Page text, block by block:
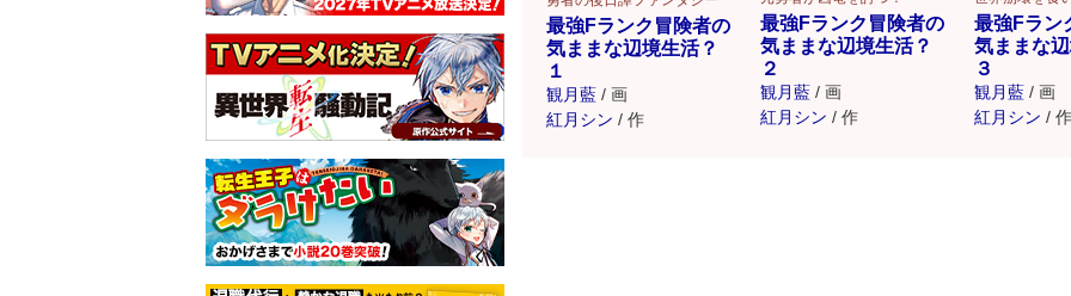
最強Fランク冒険者の
気ままな辺境生活？
１
観月藍 / 画
紅月シン / 作
最強Fランク冒険者の
気ままな辺境生活？
２
観月藍 / 画
紅月シン / 作
最強Fラン
気ままな
３
観月藍 / 画
紅月シン / 作